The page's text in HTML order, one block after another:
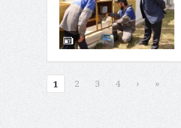
1 2 3 4 › »